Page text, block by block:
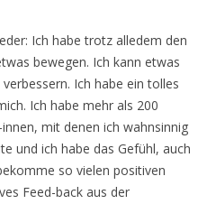
Ich habe trotz alledem den
bewegen. Ich kann etwas
Ich habe ein tolles
Ich habe mehr als 200
mit denen ich wahnsinnig
und ich habe das Gefühl, auch
so vielen positiven
Feed-back aus der